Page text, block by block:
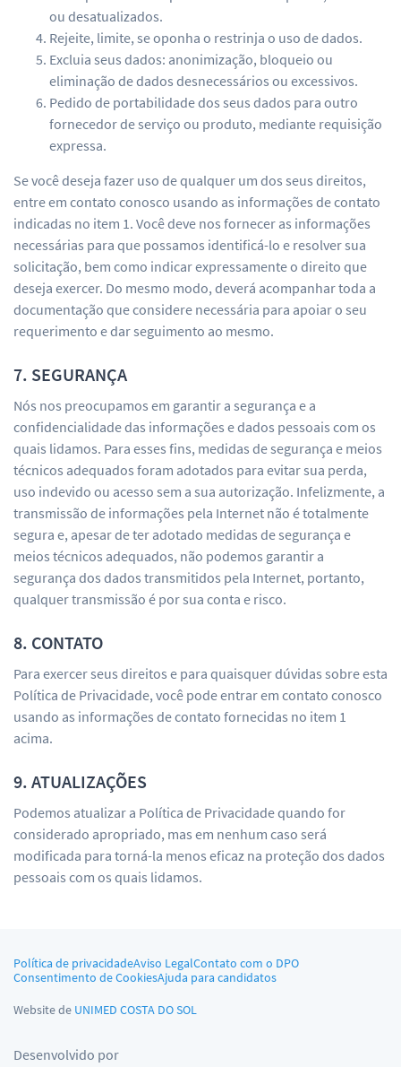
ou desatualizados.
Rejeite, limite, se oponha o restrinja o uso de dados.
Excluia seus dados: anonimização, bloqueio ou
eliminação de dados desnecessários ou excessivos.
Pedido de portabilidade dos seus dados para outro
fornecedor de serviço ou produto, mediante requisição
expressa.
Se você deseja fazer uso de qualquer um dos seus direitos,
entre em contato conosco usando as informações de contato
indicadas no item 1. Você deve nos fornecer as informações
necessárias para que possamos identificá-lo e resolver sua
solicitação, bem como indicar expressamente o direito que
deseja exercer. Do mesmo modo, deverá acompanhar toda a
documentação que considere necessária para apoiar o seu
requerimento e dar seguimento ao mesmo.
7. SEGURANÇA
Nós nos preocupamos em garantir a segurança e a
confidencialidade das informações e dados pessoais com os
quais lidamos. Para esses fins, medidas de segurança e meios
técnicos adequados foram adotados para evitar sua perda,
uso indevido ou acesso sem a sua autorização. Infelizmente, a
transmissão de informações pela Internet não é totalmente
segura e, apesar de ter adotado medidas de segurança e
meios técnicos adequados, não podemos garantir a
segurança dos dados transmitidos pela Internet, portanto,
qualquer transmissão é por sua conta e risco.
8. CONTATO
Para exercer seus direitos e para quaisquer dúvidas sobre esta
Política de Privacidade, você pode entrar em contato conosco
usando as informações de contato fornecidas no item 1
acima.
9. ATUALIZAÇÕES
Podemos atualizar a Política de Privacidade quando for
considerado apropriado, mas em nenhum caso será
modificada para torná-la menos eficaz na proteção dos dados
pessoais com os quais lidamos.
Política de privacidadeAviso LegalContato com o DPO
Consentimento de CookiesAjuda para candidatos
Website de UNIMED COSTA DO SOL
Desenvolvido por